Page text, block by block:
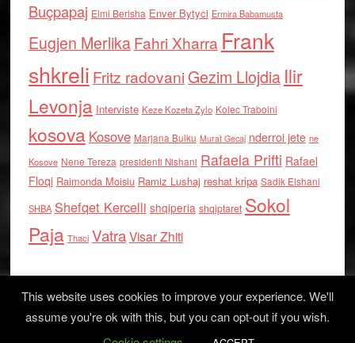
Buçpapaj Elmi Berisha Enver Bytyci Ermira Babamusta
Eugjen MerlikaFahri Xharra Frank
shkreli Fritz radovaniGezim Llojdia Ilir
Levonja Interviste Keze Kozeta Zylo Kolec Traboini
kosova Kosove Marjana Bulku Murat Gecaj nderroi jete ne
Kosove Nene Tereza presidenti Nishani Rafaela Prifti Rafael
Floqi Raimonda Moisiu Ramiz Lushaj reshat kripa Sadik Elshani
SHBA Shefqet Kercelli shqiperia shqiptaret Sokol
Paja Thaci VatraVisar Zhiti
This website uses cookies to improve your experience. We'll
assume you're ok with this, but you can opt-out if you wish.